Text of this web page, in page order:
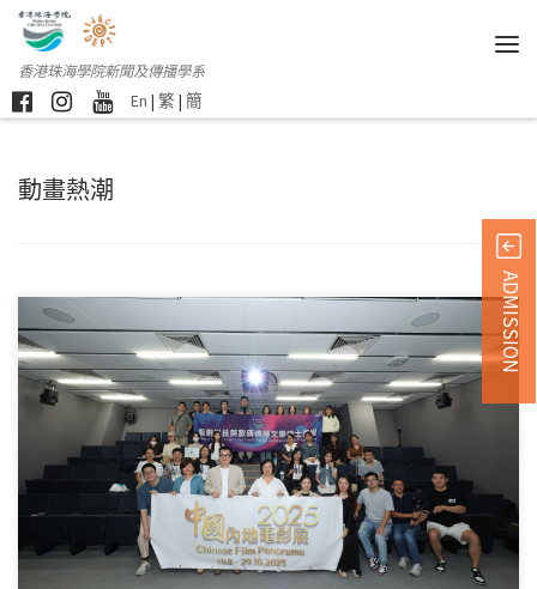
香港珠海學院新聞及傳播學系
En | 繁 | 簡
動畫熱潮
十月上旬，「藝創科技 […]
ADMISSION